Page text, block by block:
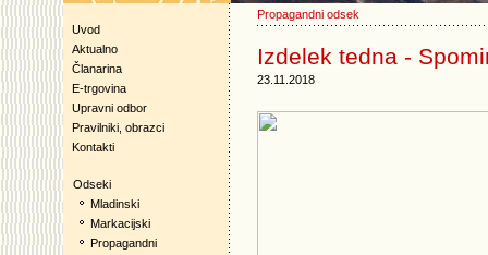
Uvod
Aktualno
Članarina
E-trgovina
Upravni odbor
Pravilniki, obrazci
Kontakti
Odseki
Mladinski
Markacijski
Propagandni
Propagandni odsek
Izdelek tedna -
23.11.2018